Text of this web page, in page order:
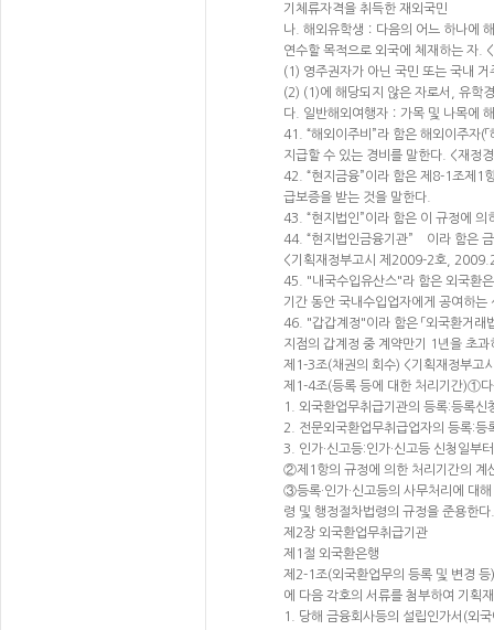
기체류자격을 취득한 재외국민
나. 해외유학생：다음의 어느 하나에
연수할 목적으로 외국에 체재하는 자
(1) 영주권자가 아닌 국민 또는 국내
(2) (1)에 해당되지 않은 자로서, 유학
다. 일반해외여행자：가목 및 나목에
41. “해외이주비”라 함은 해외이주자(
지급할 수 있는 경비를 말한다. <재
42. “현지금융”이라 함은 제8-1조제1
급보증을 받는 것을 말한다.
43. “현지법인”이라 함은 이 규정에
44. “현지법인금융기관” 이라 함은 금
<기획재정부고시 제2009-2호,
45. "내국수입유산스"라 함은 외국환
기간 동안 국내수입업자에게 공여하
46. "갑갑계정"이라 함은 「외국환거
지점의 갑계정 중 계약만기 1년을 초
제1-3조(채권의 회수) <기획재정부
제1-4조(등록 등에 대한 처리기간)①
1. 외국환업무취급기관의 등록:등록신
2. 전문외국환업무취급업자의 등록:
3. 인가·신고등:인가·신고등 신청일
②제1항의 규정에 의한 처리기간의 계
③등록·인가·신고등의 사무처리에 대
령 및 행정절차법령의 규정을 준용한다.
제2장 외국환업무취급기관
제1절 외국환은행
제2-1조(외국환업무의 등록 및 변경
에 다음 각호의 서류를 첨부하여 기획
1. 당해 금융회사등의 설립인가서(외